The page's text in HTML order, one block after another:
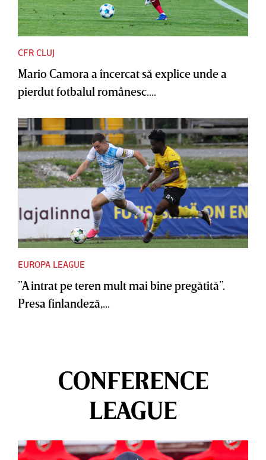
CFR CLUJ
Mario Camora a încercat să explice unde a
pierdut fotbalul românesc....
EUROPA LEAGUE
”A intrat pe teren mult mai bine pregătită”.
Presa finlandeză,...
CONFERENCE
LEAGUE